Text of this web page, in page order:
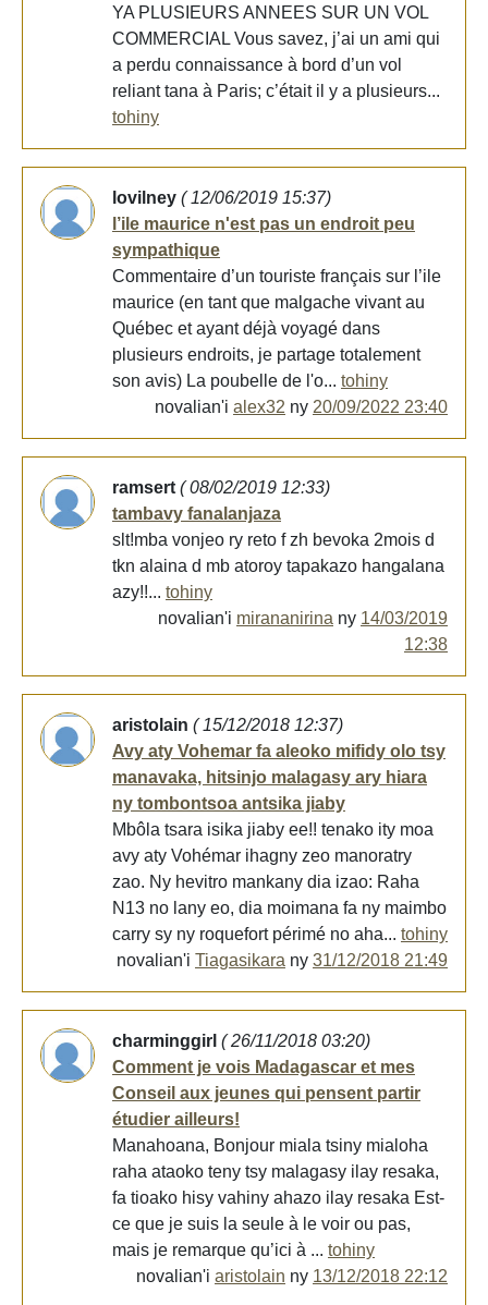
YA PLUSIEURS ANNEES SUR UN VOL
COMMERCIAL Vous savez, j’ai un ami qui
a perdu connaissance à bord d’un vol
reliant tana à Paris; c’était il y a plusieurs...
tohiny
lovilney ( 12/06/2019 15:37)
l’ile maurice n'est pas un endroit peu
sympathique
Commentaire d’un touriste français sur l’ile
maurice (en tant que malgache vivant au
Québec et ayant déjà voyagé dans
plusieurs endroits, je partage totalement
son avis) La poubelle de l'o... tohiny
novalian'i alex32 ny 20/09/2022 23:40
ramsert ( 08/02/2019 12:33)
tambavy fanalanjaza
slt!mba vonjeo ry reto f zh bevoka 2mois d
tkn alaina d mb atoroy tapakazo hangalana
azy!!... tohiny
novalian'i mirananirina ny 14/03/2019
12:38
aristolain ( 15/12/2018 12:37)
Avy aty Vohemar fa aleoko mifidy olo tsy
manavaka, hitsinjo malagasy ary hiara
ny tombontsoa antsika jiaby
Mbôla tsara isika jiaby ee!! tenako ity moa
avy aty Vohémar ihagny zeo manoratry
zao. Ny hevitro mankany dia izao: Raha
N13 no lany eo, dia moimana fa ny maimbo
carry sy ny roquefort périmé no aha... tohiny
novalian'i Tiagasikara ny 31/12/2018 21:49
charminggirl ( 26/11/2018 03:20)
Comment je vois Madagascar et mes
Conseil aux jeunes qui pensent partir
étudier ailleurs!
Manahoana, Bonjour miala tsiny mialoha
raha ataoko teny tsy malagasy ilay resaka,
fa tioako hisy vahiny ahazo ilay resaka Est-
ce que je suis la seule à le voir ou pas,
mais je remarque qu’ici à ... tohiny
novalian'i aristolain ny 13/12/2018 22:12